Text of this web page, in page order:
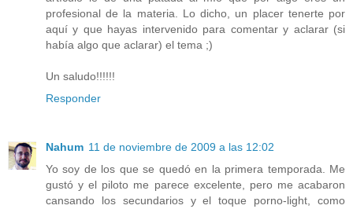
profesional de la materia. Lo dicho, un placer tenerte por
aquí y que hayas intervenido para comentar y aclarar (si
había algo que aclarar) el tema ;)
Un saludo!!!!!!
Responder
Nahum 11 de noviembre de 2009 a las 12:02
Yo soy de los que se quedó en la primera temporada. Me
gustó y el piloto me parece excelente, pero me acabaron
cansando los secundarios y el toque porno-light, como